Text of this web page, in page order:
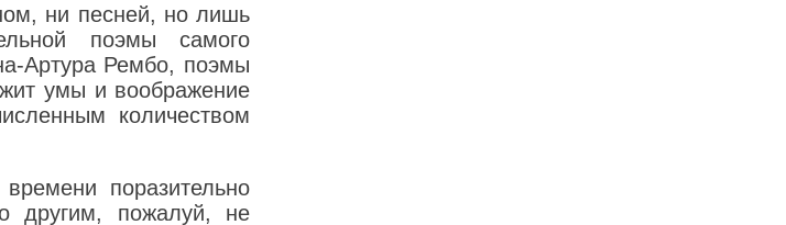
ни песней, но лишь
поэмы самого
Артура Рембо, поэмы
умы и воображение
количеством
поразительно
другим, пожалуй, не